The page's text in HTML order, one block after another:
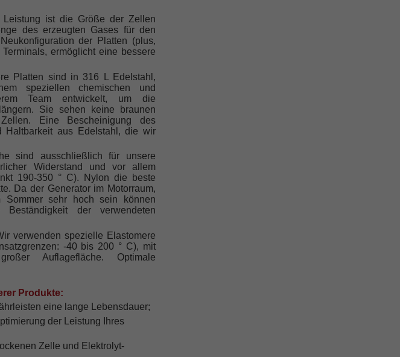
Leistung ist die Größe der Zellen
des erzeugten Gases für den
der Platten (plus,
ermöglicht eine bessere
Platten sind in 316 L Edelstahl,
speziellen chemischen und
Team entwickelt, um die
Sie sehen keine braunen
Eine Bescheinigung des
Haltbarkeit aus Edelstahl, die wir
sind ausschließlich für unsere
Widerstand und vor allem
190-350 ° C). Nylon die beste
Da der Generator im Motorraum,
sehr hoch sein können
der verwendeten
verwenden spezielle Elastomere
-40 bis 200 ° C), mit
Auflagefläche. Optimale
Produkte:
eine lange Lebensdauer;
der Leistung Ihres
Zelle und Elektrolyt-